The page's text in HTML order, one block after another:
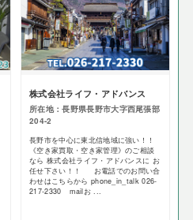
株式会社ライフ・アドバンス
所在地：長野県長野市大字西尾張部
204-2
長野市を中心に東北信地域に強い！！
《空き家買取・空き家管理》のご相談
なら 株式会社ライフ・アドバンスに お
任せ下さい！！ お電話でのお問い合
わせはこちらから phone_in_talk 026-
217-2330 mailお ...